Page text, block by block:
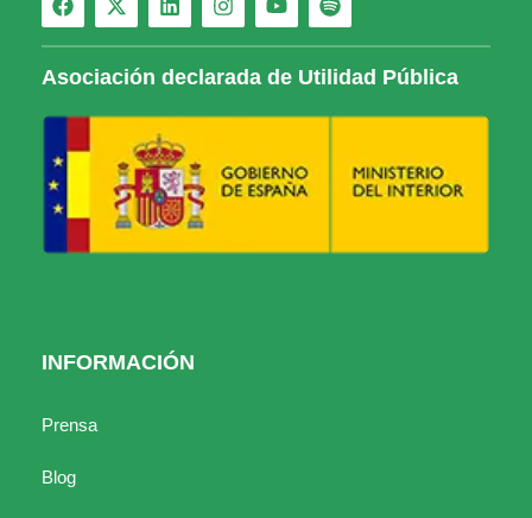
Asociación declarada de Utilidad Pública
INFORMACIÓN
Prensa
Blog